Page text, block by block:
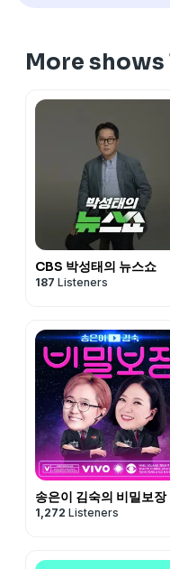
More shows
CBS 박성태의 뉴스쇼
187 Listeners
송은이 김숙의 비밀보장
1,272 Listeners